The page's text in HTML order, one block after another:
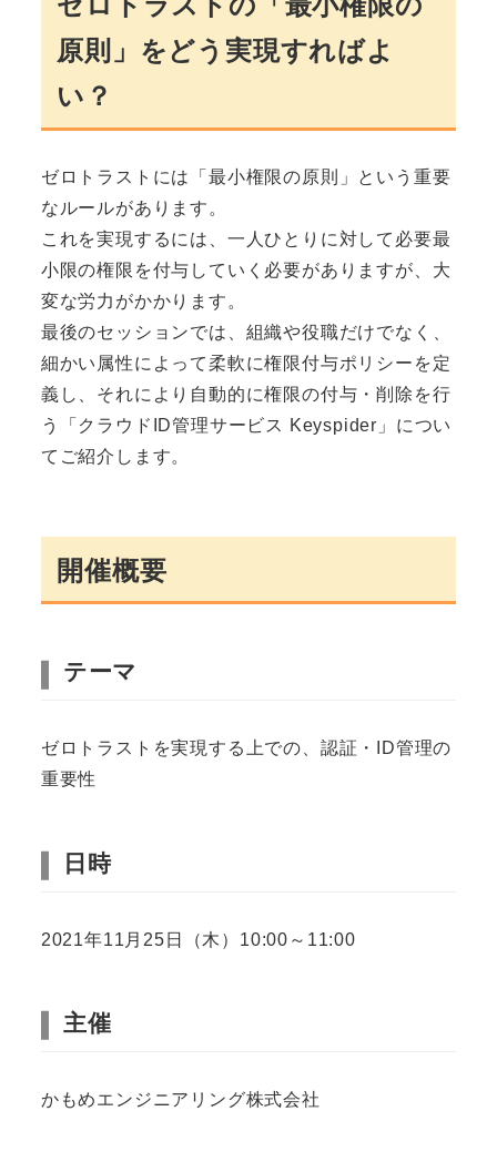
原則」をどう実現すればよ
い？
ゼロトラストには「最小権限の原則」という重要
なルールがあります。
これを実現するには、一人ひとりに対して必要最
小限の権限を付与していく必要がありますが、大
変な労力がかかります。
最後のセッションでは、組織や役職だけでなく、
細かい属性によって柔軟に権限付与ポリシーを定
義し、それにより自動的に権限の付与・削除を行
う「クラウドID管理サービス Keyspider」につい
てご紹介します。
開催概要
テーマ
ゼロトラストを実現する上での、認証・ID管理の
重要性
日時
2021年11月25日（木）10:00～11:00
主催
かもめエンジニアリング株式会社